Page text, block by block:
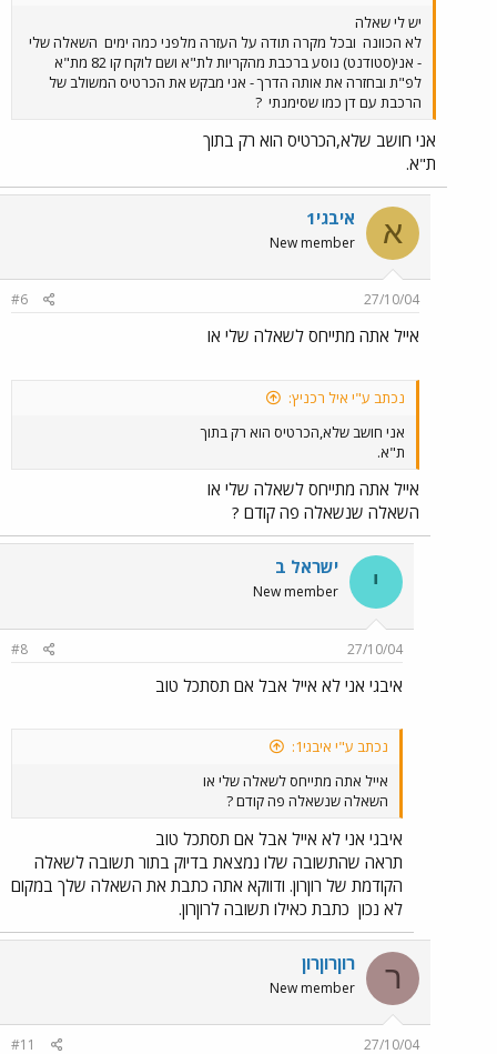
יש לי שאלה
לא הכוונה ובכל מקרה תודה על העזרה מלפני כמה ימים השאלה שלי
- אני(סטודנט) נוסע ברכבת מהקריות לת"א ושם לוקח קו 82 מת"א
לפ"ת ובחזרה את אותה הדרך - אני מבקש את הכרטיס המשולב של
הרכבת עם דן כמו שסימנתי ?
אני חושב שלא,הכרטיס הוא רק בתוך
ת"א.
א איבגי1
New member
27/10/04
#6
אייל אתה מתייחס לשאלה שלי או
נכתב ע"י איל רכניץ:
אני חושב שלא,הכרטיס הוא רק בתוך
ת"א.
אייל אתה מתייחס לשאלה שלי או
השאלה שנשאלה פה קודם ?
י ישראל ב
New member
27/10/04
#8
איבגי אני לא אייל אבל אם תסתכל טוב
נכתב ע"י איבגי1:
אייל אתה מתייחס לשאלה שלי או
השאלה שנשאלה פה קודם ?
איבגי אני לא אייל אבל אם תסתכל טוב
תראה שהתשובה שלו נמצאת בדיוק בתור תשובה לשאלה
הקודמת של רוןרון. ודווקא אתה כתבת את השאלה שלך במקום
לא נכון כתבת כאילו תשובה לרוןרון.
ר רוןרוןרון
New member
27/10/04
#11